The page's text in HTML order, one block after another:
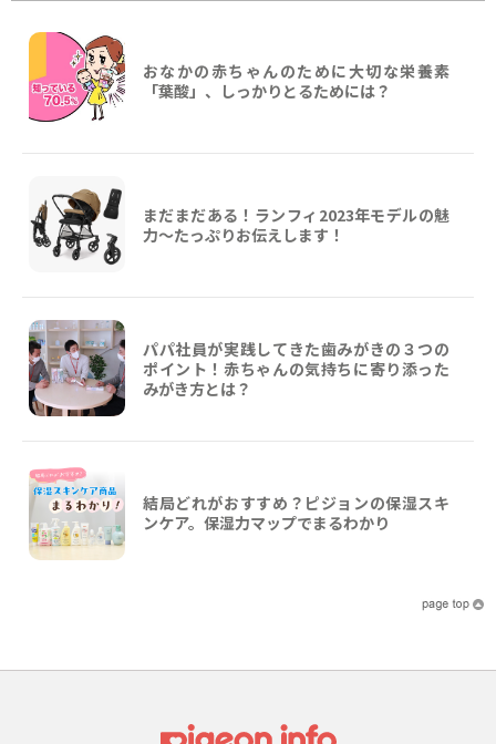
おなかの赤ちゃんのために大切な栄養素
「葉酸」、しっかりとるためには？
まだまだある！ランフィ2023年モデルの魅
力～たっぷりお伝えします！
パパ社員が実践してきた歯みがきの３つの
ポイント！赤ちゃんの気持ちに寄り添った
みがき方とは？
結局どれがおすすめ？ピジョンの保湿スキ
ンケア。保湿力マップでまるわかり